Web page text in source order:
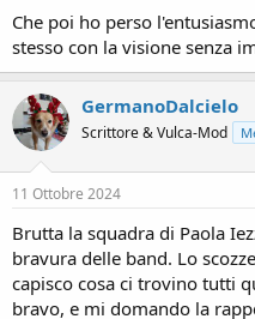
i
s
c
u
s
s
n
e
z
i
o
Che poi ho perso
stesso con la visione senza
GermanoDalcielo
Scrittore & Vulca-Mod
11 Ottobre 2024
Brutta la squadra di Paola
bravura delle band. Lo
capisco cosa ci trovino tutti
bravo, e mi domando la